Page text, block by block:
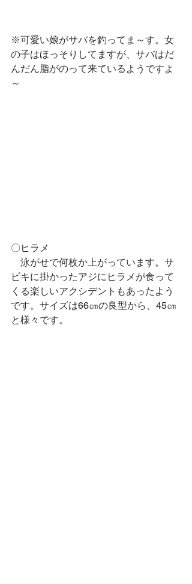
※可愛い娘がサバを釣ってま～す。女
の子はほっそりしてますが、サバはだ
んだん脂がのって来ているようですよ
～
〇ヒラメ
泳がせで何枚か上がっています。サ
ビキに掛かったアジにヒラメが食って
くる楽しいアクシデントもあったよう
です。サイズは66㎝の良型から、45㎝
と様々です。